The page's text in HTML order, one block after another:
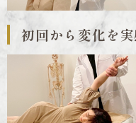
初回から変化を